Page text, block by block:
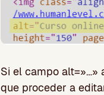
Si el campo alt=»…»
que proceder a